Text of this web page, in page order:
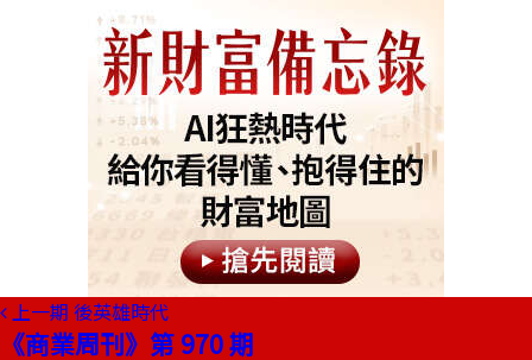
上一期 後英雄時代
《商業周刊》第 970 期